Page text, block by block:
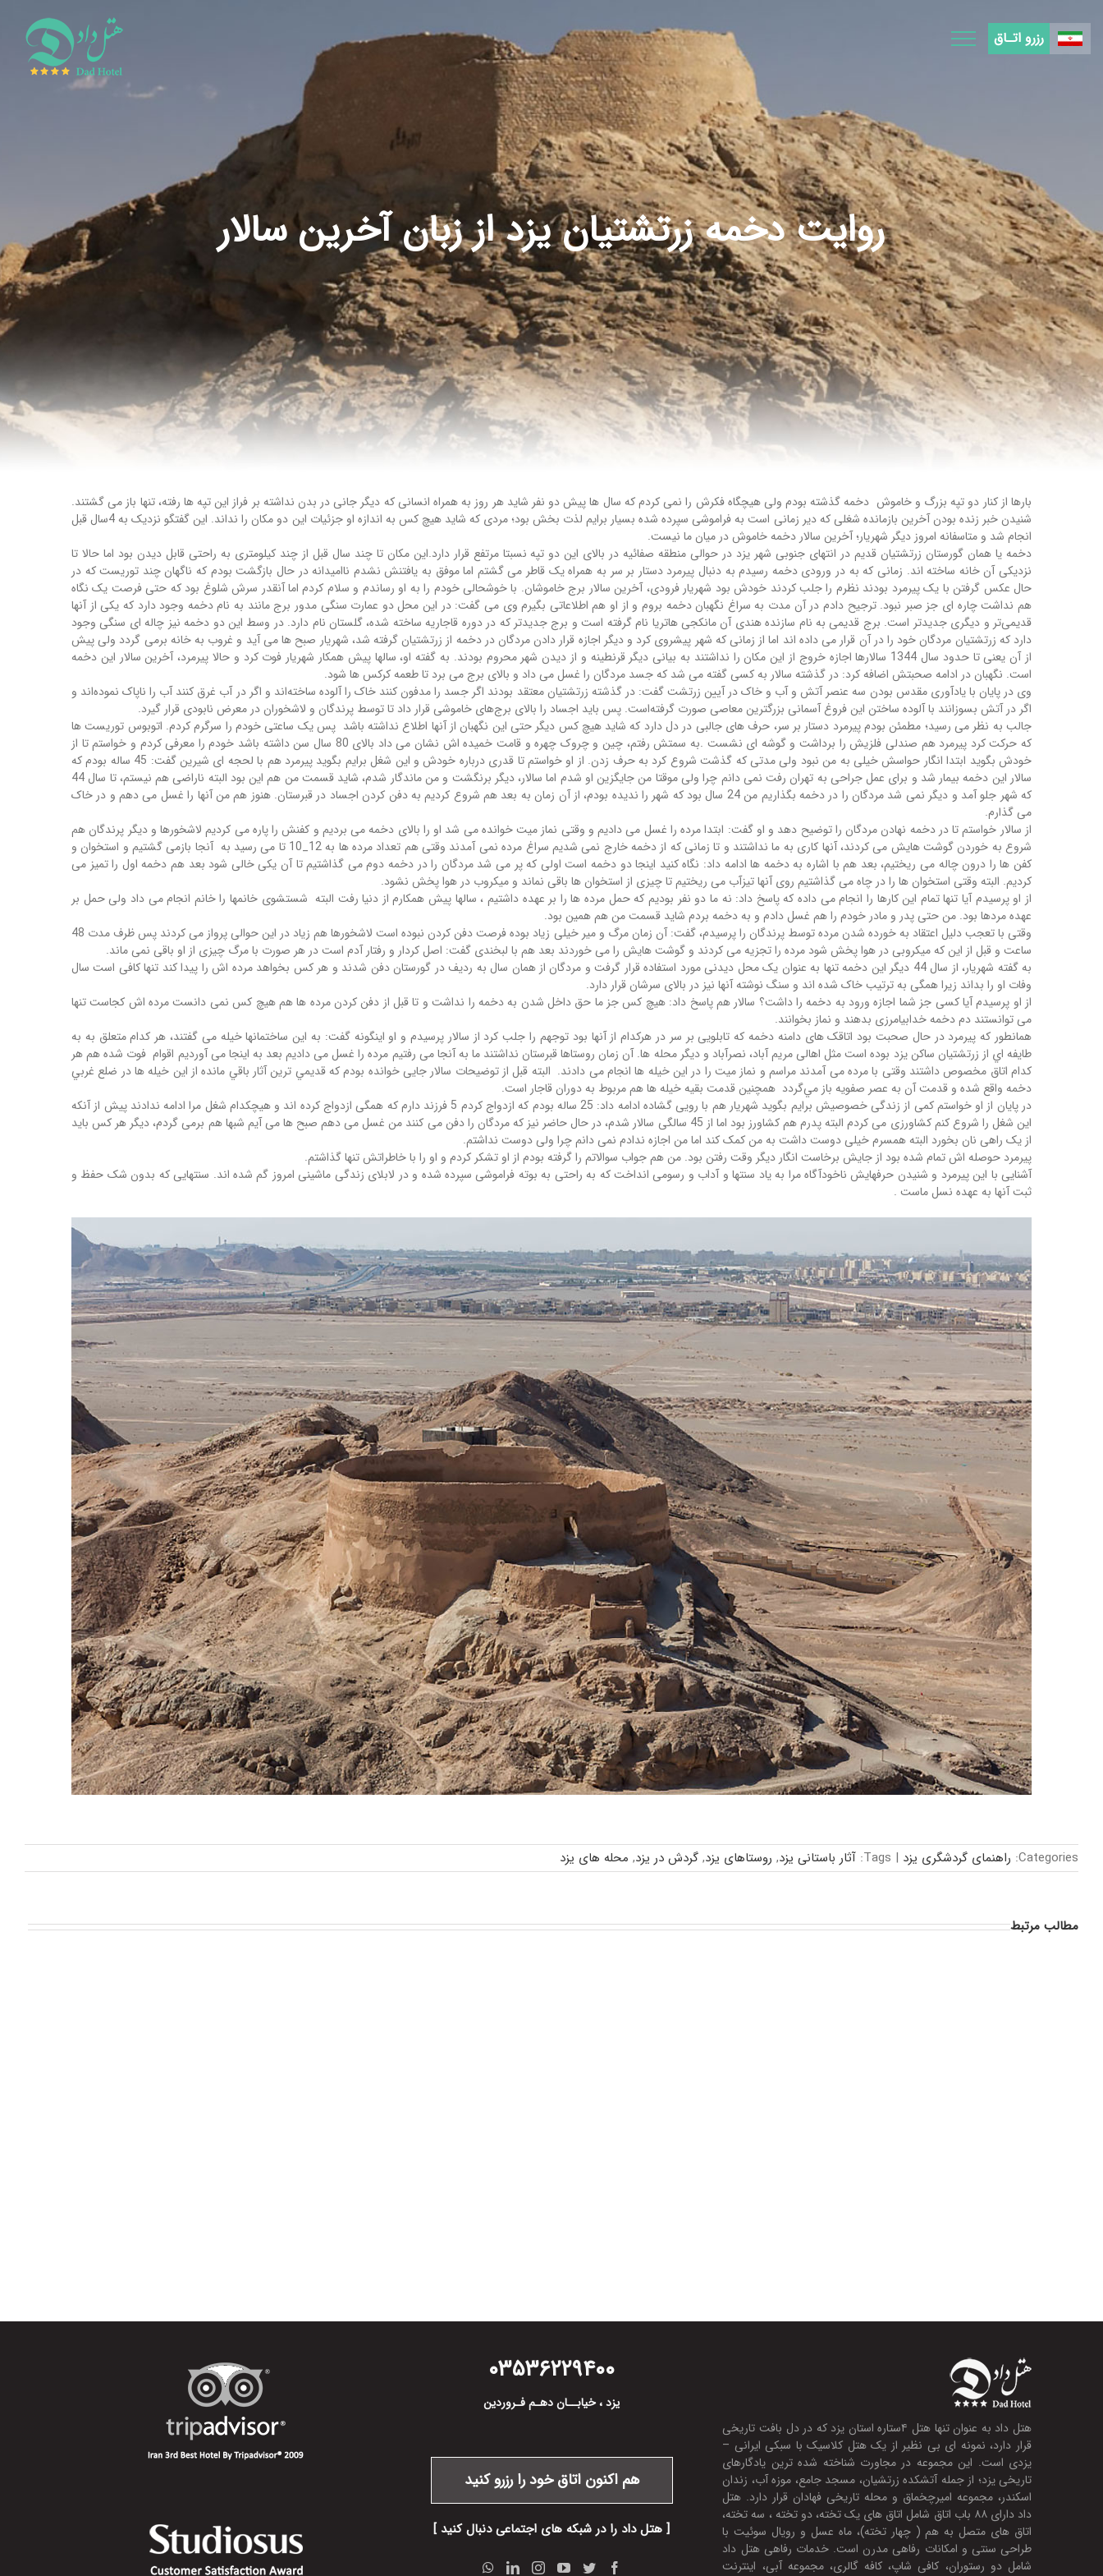
content
رزرو اتـاق
روایت دخمه زرتشتیان یزد از زبان آخرین سالار
بارها از کنار دو تپه بزرگ و خاموش دخمه گذشته بودم ولی هیچگاه فکرش را نمی کردم که سال ها پیش دو نفر شاید هر روز به همراه انسانی که دیگر جانی در بدن نداشته بر فراز این تپه ها رفته، تنها باز می گشتند.
شنیدن خبر زنده بودن آخرین بازمانده شغلی که دیر زمانی است به فراموشی سپرده شده بسیار برایم لذت بخش بود؛ مردی که شاید هیچ کس به اندازه او جزئیات این دو مکان را نداند. این گفتگو نزدیک به 4سال قبل
انجام شد و متاسفانه امروز دیگر شهریار؛ آخرین سالار دخمه خاموش در میان ما نیست.
دخمه یا همان گورستان زرتشتیان قدیم در انتهای جنوبی شهر یزد در حوالی منطقه صفائیه در بالای این دو تپه نسبتا مرتفع قرار دارد.این مکان تا چند سال قبل از چند کیلومتری به راحتی قابل دیدن بود اما حالا تا
نزدیکی آن خانه ساخته اند. زمانی که به در ورودی دخمه رسیدم به دنبال پیرمرد دستار بر سر به همراه یک قاطر می گشتم اما موفق به یافتنش نشدم ناامیدانه در حال بازگشت بودم که ناگهان چند توریست که در
حال عکس گرفتن با یک پیرمرد بودند نظرم را جلب کردند خودش بود شهریار فرودی، آخرین سالار برج خاموشان. با خوشحالی خودم را به او رساندم و سلام کردم اما آنقدر سرش شلوغ بود که حتی فرصت یک نگاه
هم نداشت چاره ای جز صبر نبود. ترجیح دادم در آن مدت به سراغ نگهبان دخمه بروم و از او هم اطلاعاتی بگیرم وی می گفت: در این محل دو عمارت سنگی مدور برج مانند به نام دخمه وجود دارد که یكی از آنها
قدیمی‌تر و دیگری جدیدتر است. برج قدیمی به نام سازنده هندی آن مانكجی هاتریا نام گرفته است و برج جدیدتر که در دوره قاجاریه ساخته شده، گلستان نام دارد. در وسط این دو دخمه نیز چاله ای سنگی وجود
دارد که زرتشتیان مردگان خود را در آن قرار می داده اند اما از زمانی که شهر پیشروی کرد و دیگر اجازه قرار دادن مردگان در دخمه از زرتشتیان گرفته شد، شهریار صبح ها می آید و غروب به خانه برمی گردد ولی پیش
از آن یعنی تا حدود سال 1344 سالارها اجازه خروج از این مکان را نداشتند به بیانی دیگر قرنطینه و از دیدن شهر محروم بودند. به گفته او، سالها پیش همکار شهریار فوت کرد و حالا پیرمرد، آخرین سالار این دخمه
است. نگهبان در ادامه صحبتش اضافه کرد: در گذشته سالار به کسی گفته می شد که جسد مردگان را غسل می داد و بالای برج می برد تا طعمه کرکس ها شود.
وی در پایان با یادآوری مقدس بودن سه عنصر آتش و آب و خاک در آیین زرتشت گفت: در گذشته زرتشتیان معتقد بودند اگر جسد را مدفون کنند خاک را آلوده ساخته‌اند و اگر در آب غرق کنند آب را ناپاک نموده‌اند و
اگر در آتش بسوزانند با آلوده ساختن این فروغ آسمانی بزرگترین معاصی صورت گرفته‌است. پس باید اجساد را بالای برج‌های خاموشی قرار داد تا توسط پرندگان و لاشخوران در معرض نابودی قرار گیرد.
جالب به نظر می رسید؛ مطمئن بودم پیرمرد دستار بر سر، حرف های جالبی در دل دارد که شاید هیچ کس دیگر حتی این نگهبان از آنها اطلاع نداشته باشد پس یک ساعتی خودم را سرگرم کردم. اتوبوس توریست ها
که حرکت کرد پیرمرد هم صندلی فلزیش را برداشت و گوشه ای نشست .به سمتش رفتم، چین و چروک چهره و قامت خمیده اش نشان می داد بالای 80 سال سن داشته باشد خودم را معرفی کردم و خواستم تا از
خودش بگوید ابتدا انگار حواسش خیلی به من نبود ولی مدتی که گذشت شروع کرد به حرف زدن. از او خواستم تا قدری درباره خودش و این شغل برایم بگوید پیرمرد هم با لحجه ای شیرین گفت: 45 ساله بودم که
سالار این دخمه بیمار شد و برای عمل جراحی به تهران رفت نمی دانم چرا ولی موقتا من جایگزین او شدم اما سالار، دیگر برنگشت و من ماندگار شدم، شاید قسمت من هم این بود البته ناراضی هم نیستم، تا سال 44
که شهر جلو آمد و دیگر نمی شد مردگان را در دخمه بگذاریم من 24 سال بود که شهر را ندیده بودم، از آن زمان به بعد هم شروع کردیم به دفن کردن اجساد در قبرستان. هنوز هم من آنها را غسل می دهم و در خاک
می گذارم.
از سالار خواستم تا در دخمه نهادن مردگان را توضیح دهد و او گفت: ابتدا مرده را غسل می دادیم و وقتی نماز میت خوانده می شد او را بالای دخمه می بردیم و کفنش را پاره می کردیم لاشخورها و دیگر پرندگان هم
شروع به خوردن گوشت هایش می کردند، آنها کاری به ما نداشتند و تا زمانی که از دخمه خارج نمی شدیم سراغ مرده نمی آمدند وقتی هم تعداد مرده ها به 12_10 تا می رسید به آنجا بازمی گشتیم و استخوان و
کفن ها را درون چاله می ریختیم، بعد هم با اشاره به دخمه ها ادامه داد: نگاه کنید اینجا دو دخمه است اولی که پر می شد مردگان را در دخمه دوم می گذاشتیم تا آن یکی خالی شود بعد هم دخمه اول را تمیز می
کردیم. البته وقتی استخوان ها را در چاه می گذاشتیم روی آنها تیزآب می ریختیم تا چیزی از استخوان ها باقی نماند و میکروب در هوا پخش نشود.
از او پرسیدم آیا تنها تمام این کارها را انجام می داده که پاسخ داد: نه ما دو نفر بودیم که حمل مرده ها را بر عهده داشتیم ، سالها پیش همکارم از دنیا رفت البته شستشوی خانمها را خانم انجام می داد ولی حمل بر
عهده مردها بود. من حتی پدر و مادر خودم را هم غسل دادم و به دخمه بردم شاید قسمت من هم همین بود.
وقتی با تعجب دلیل اعتقاد به خورده شدن مرده توسط پرندگان را پرسیدم، گفت: آن زمان مرگ و میر خیلی زیاد بوده فرصت دفن کردن نبوده است لاشخورها هم زیاد در این حوالی پرواز می کردند پس ظرف مدت 48
ساعت و قبل از این که میکروبی در هوا پخش شود مرده را تجزیه می کردند و گوشت هایش را می خوردند بعد هم با لبخندی گفت: اصل کردار و رفتار آدم است در هر صورت با مرگ چیزی از او باقی نمی ماند.
به گفته شهریار، از سال 44 دیگر این دخمه تنها به عنوان یک محل دیدنی مورد استفاده قرار گرفت و مردگان از همان سال به ردیف در گورستان دفن شدند و هر کس بخواهد مرده اش را پیدا کند تنها کافی است سال
وفات او را بداند زیرا همگی به ترتیب خاک شده اند و سنگ نوشته آنها نیز در بالای سرشان قرار دارد.
از او پرسیدم آیا کسی جز شما اجازه ورود به دخمه را داشت؟ سالار هم پاسخ داد: هیچ کس جز ما حق داخل شدن به دخمه را نداشت و تا قبل از دفن کردن مرده ها هم هیچ کس نمی دانست مرده اش کجاست تنها
می توانستند دم دخمه خدابیامرزی بدهند و نماز بخوانند.
همانطور که پیرمرد در حال صحبت بود اتاقک های دامنه دخمه که تابلویی بر سر در هرکدام از آنها بود توجهم را جلب کرد از سالار پرسیدم و او اینگونه گفت: به این ساختمانها خیله می گفتند، هر کدام متعلق به به
طايفه اي از زرتشتيان ساكن يزد بوده است مثل اهالی مریم آباد، نصرآباد و دیگر محله ها. آن زمان روستاها قبرستان نداشتند ما به آنجا می رفتیم مرده را غسل می دادیم بعد به اینجا می آوردیم اقوام فوت شده هم هر
کدام اتاق مخصوص داشتند وقتی با مرده می آمدند مراسم و نماز میت را در این خیله ها انجام می دادند. البته قبل از توضیحات سالار جایی خوانده بودم که قديمي ترين آثار باقي مانده از اين خيله ها در ضلع غربي
دخمه واقع شده و قدمت آن به عصر صفويه باز مي‌گردد همچنین قدمت بقيه خيله ها هم مربوط به دوران قاجار است.
در پایان از او خواستم کمی از زندگی خصوصیش برایم بگوید شهریار هم با رویی گشاده ادامه داد: 25 ساله بودم که ازدواج کردم 5 فرزند دارم که همگی ازدواج کرده اند و هیچکدام شغل مرا ادامه ندادند پیش از آنکه
این شغل را شروع کنم کشاورزی می کردم البته پدرم هم کشاورز بود اما از 45 سالگی سالار شدم، در حال حاضر نیز که مردگان را دفن می کنند من غسل می دهم صبح ها می آیم شبها هم برمی گردم، دیگر هر کس باید
از یک راهی نان بخورد البته همسرم خیلی دوست داشت به من کمک کند اما من اجازه ندادم نمی دانم چرا ولی دوست نداشتم.
پیرمرد حوصله اش تمام شده بود از جایش برخاست انگار دیگر وقت رفتن بود. من هم جواب سوالاتم را گرفته بودم از او تشکر کردم و او را با خاطراتش تنها گذاشتم.
آشنایی با این پیرمرد و شنیدن حرفهایش ناخودآگاه مرا به یاد سنتها و آداب و رسومی انداخت که به راحتی به بوته فراموشی سپرده شده و در لابلای زندگی ماشینی امروز گم شده اند. سنتهایی که بدون شک حفظ و
ثبت آنها به عهده نسل ماست .
Categories: راهنمای گردشگری یزد |
Tags: آثار باستانی یزد, روستاهای یزد, گردش در یزد, محله های یزد
مطالب مرتبط
هتل داد به عنوان تنها هتل ۴ستاره استان یزد که در دل بافت تاریخی
قرار دارد، نمونه ای بی نظیر از یک هتل کلاسیک با سبکی ایرانی –
یزدی است. این مجموعه در مجاورت شناخته شده ترین یادگارهای
تاریخی یزد؛ از جمله آتشکده زرتشیان، مسجد جامع، موزه آب، زندان
اسکندر، مجموعه امیرچخماق و محله تاریخی فهادان قرار دارد. هتل
داد دارای ۸۸ باب اتاق شامل اتاق های یک تخته، دو تخته ، سه تخته،
اتاق های متصل به هم ( چهار تخته)، ماه عسل و رویال سوئیت با
طراحی سنتی و امکانات رفاهی مدرن است. خدمات رفاهی هتل داد
شامل دو رستوران، کافی شاپ، کافه گالری، مجموعه آبی، اینترنت
۰۳۵۳۶۲۲۹۴۰۰
یزد ، خیابــان دهـم فـروردین
هم اکنون اتاق خود را رزرو کنید
[ هتل داد را در شبکه های اجتماعی دنبال کنید ]